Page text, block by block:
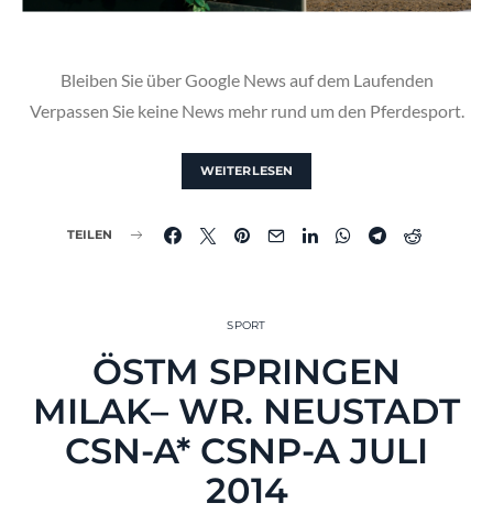
Bleiben Sie über Google News auf dem Laufenden
Verpassen Sie keine News mehr rund um den Pferdesport.
WEITERLESEN
TEILEN
SPORT
ÖSTM SPRINGEN
MILAK– WR. NEUSTADT
CSN-A* CSNP-A JULI
2014